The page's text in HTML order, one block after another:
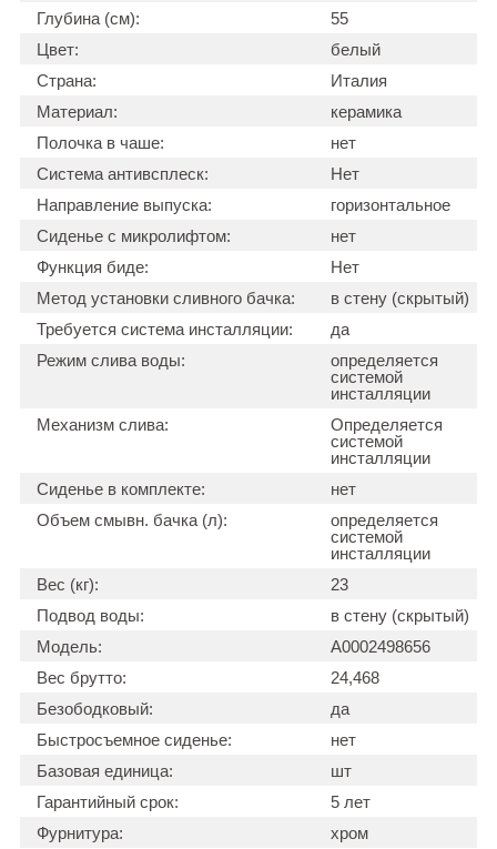
Глубина (см):
55
Цвет:
белый
Страна:
Италия
Материал:
керамика
Полочка в чаше:
нет
Система антивсплеск:
Нет
Направление выпуска:
горизонтальное
Сиденье с микролифтом:
нет
Функция биде:
Нет
Метод установки сливного бачка:
в стену (скрытый)
Требуется система инсталляции:
да
Режим слива воды:
определяется
системой
инсталляции
Механизм слива:
Определяется
системой
инсталляции
Сиденье в комплекте:
нет
Объем смывн. бачка (л):
определяется
системой
инсталляции
Вес (кг):
23
Подвод воды:
в стену (скрытый)
Модель:
А0002498656
Вес брутто:
24,468
Безободковый:
да
Быстросъемное сиденье:
нет
Базовая единица:
шт
Гарантийный срок:
5 лет
Фурнитура:
хром